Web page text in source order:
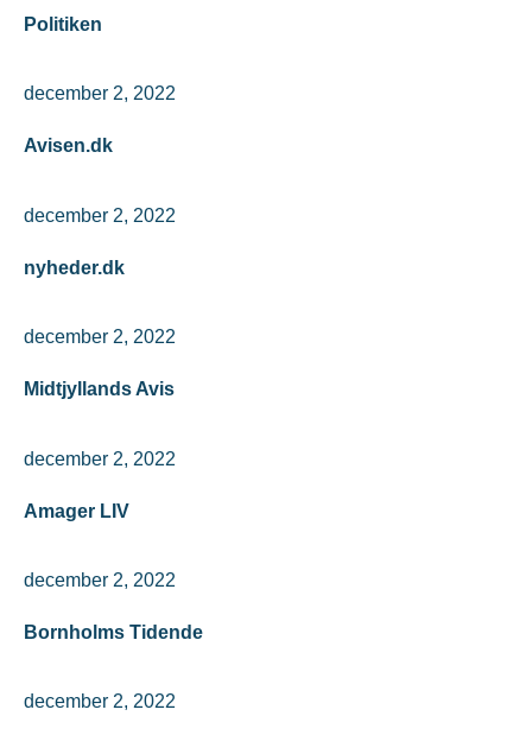
Politiken
december 2, 2022
Avisen.dk
december 2, 2022
nyheder.dk
december 2, 2022
Midtjyllands Avis
december 2, 2022
Amager LIV
december 2, 2022
Bornholms Tidende
december 2, 2022